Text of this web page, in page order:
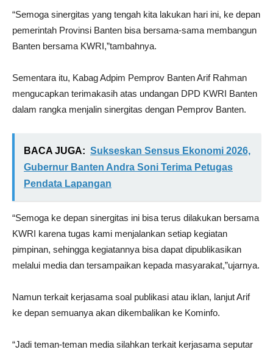
“Semoga sinergitas yang tengah kita lakukan hari ini, ke depan
pemerintah Provinsi Banten bisa bersama-sama membangun
Banten bersama KWRI,”tambahnya.
Sementara itu, Kabag Adpim Pemprov Banten Arif Rahman
mengucapkan terimakasih atas undangan DPD KWRI Banten
dalam rangka menjalin sinergitas dengan Pemprov Banten.
BACA JUGA: Sukseskan Sensus Ekonomi 2026,
Gubernur Banten Andra Soni Terima Petugas
Pendata Lapangan
“Semoga ke depan sinergitas ini bisa terus dilakukan bersama
KWRI karena tugas kami menjalankan setiap kegiatan
pimpinan, sehingga kegiatannya bisa dapat dipublikasikan
melalui media dan tersampaikan kepada masyarakat,”ujarnya.
Namun terkait kerjasama soal publikasi atau iklan, lanjut Arif
ke depan semuanya akan dikembalikan ke Kominfo.
“Jadi teman-teman media silahkan terkait kerjasama seputar